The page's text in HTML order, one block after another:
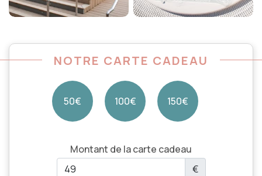
NOTRE CARTE CADEAU
50€ 100€ 150€
Montant de la carte cadeau
€